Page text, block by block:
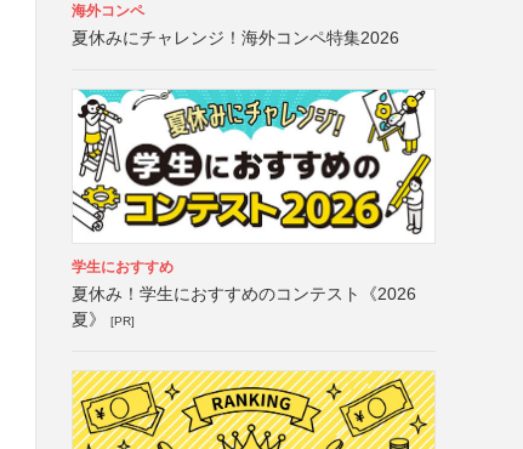
海外コンペ
夏休みにチャレンジ！海外コンペ特集2026
学生におすすめ
夏休み！学生におすすめのコンテスト《2026
夏》
[PR]